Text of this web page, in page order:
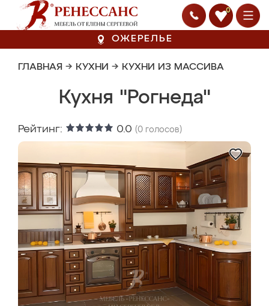
0
ОЖЕРЕЛЬЕ
ГЛАВНАЯ → КУХНИ → КУХНИ ИЗ МАССИВА
Кухня "Рогнеда"
Рейтинг: 0.0 (0 голосов)